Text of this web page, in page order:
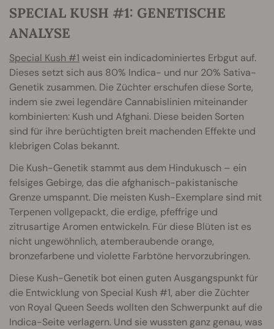
SPECIAL KUSH #1: GENETISCHE
ANALYSE
Special Kush #1 weist ein indicadominiertes Erbgut auf.
Dieses setzt sich aus 80% Indica- und nur 20% Sativa-
Genetik zusammen. Die Züchter erschufen diese Sorte,
indem sie zwei legendäre Cannabislinien miteinander
kombinierten: Kush und Afghani. Diese beiden Sorten
sind für ihre berüchtigten breit machenden Effekte und
klebrigen Colas bekannt.
Die Kush-Genetik stammt aus dem Hindukusch – ein
felsiges Gebirge, das die afghanisch-pakistanische
Grenze umspannt. Die meisten Kush-Exemplare sind mit
Terpenen vollgepackt, die erdige, pfeffrige und
zitrusartige Aromen entwickeln. Für diese Blüten ist es
nicht ungewöhnlich, atemberaubende orange,
bronzefarbene und violette Farbtöne hervorzubringen.
Diese Kush-Genetik bot einen guten Ausgangspunkt für
die Entwicklung von Special Kush #1, aber die Züchter
von Royal Queen Seeds wollten den Schwerpunkt auf die
Indica-Seite verlagern. Und sie wussten ganz genau, was